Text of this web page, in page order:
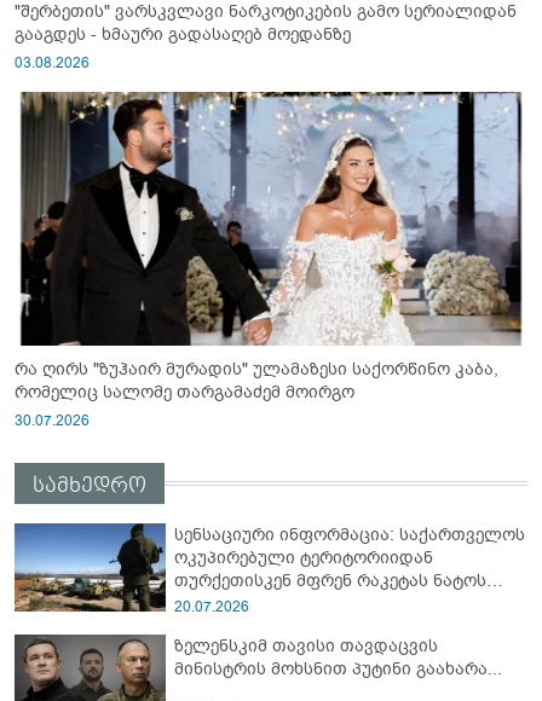
"შერბეთის" ვარსკვლავი ნარკოტიკების გამო სერიალიდან
გააგდეს - ხმაური გადასაღებ მოედანზე
03.08.2026
რა ღირს "ზუჰაირ მურადის" ულამაზესი საქორწინო კაბა,
რომელიც სალომე თარგამაძემ მოირგო
30.07.2026
სამხედრო
სენსაციური ინფორმაცია: საქართველოს
ოკუპირებული ტერიტორიიდან
თურქეთისკენ მფრენ რაკეტას ნატოს
სამიტი კინაღამ ჩაუშლია
20.07.2026
ზელენსკიმ თავისი თავდაცვის
მინისტრის მოხსნით პუტინი გაახარა...